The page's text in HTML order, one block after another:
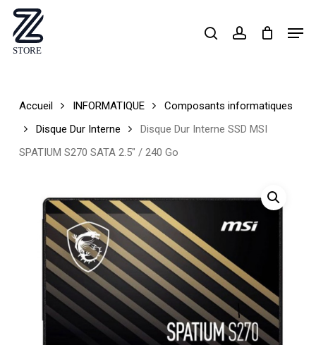
Skip
main
searchaccount
Accueil INFORMATIQUE
Composants informatiques
Disque Dur Interne
Disque Dur Interne SSD MSI
SPATIUM S270 SATA 2.5″ / 240 Go